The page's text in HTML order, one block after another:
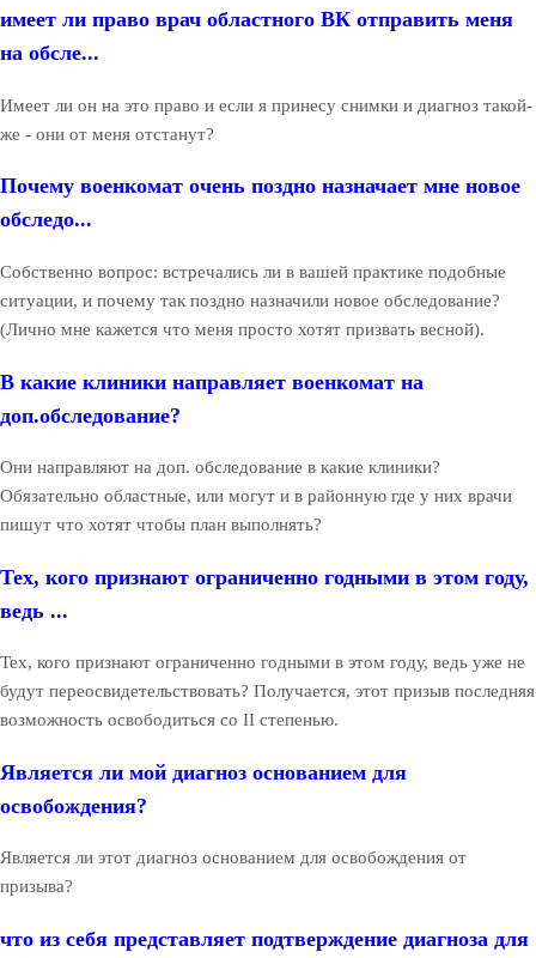
имеет ли право врач областного ВК отправить меня
на обсле...
Имеет ли он на это право и если я принесу снимки и диагноз такой-
же - они от меня отстанут?
Почему военкомат очень поздно назначает мне новое
обследо...
Собственно вопрос: встречались ли в вашей практике подобные
ситуации, и почему так поздно назначили новое обследование?
(Лично мне кажется что меня просто хотят призвать весной).
В какие клиники направляет военкомат на
доп.обследование?
Они направляют на доп. обследование в какие клиники?
Обязательно областные, или могут и в районную где у них врачи
пишут что хотят чтобы план выполнять?
Тех, кого признают ограниченно годными в этом году,
ведь ...
Тех, кого признают ограниченно годными в этом году, ведь уже не
будут переосвидетельствовать? Получается, этот призыв последняя
возможность освободиться со II степенью.
Является ли мой диагноз основанием для
освобождения?
Является ли этот диагноз основанием для освобождения от
призыва?
что из себя представляет подтверждение диагноза для